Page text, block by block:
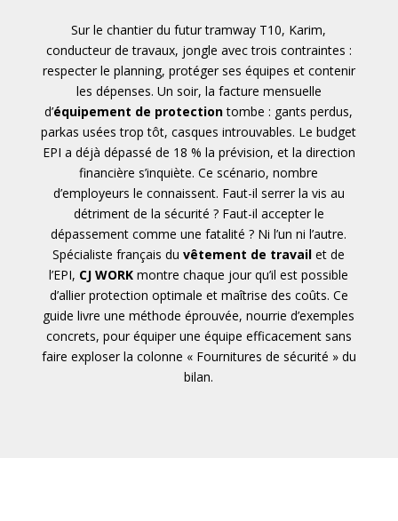
Sur le chantier du futur tramway T10, Karim,
conducteur de travaux, jongle avec trois contraintes :
respecter le planning, protéger ses équipes et contenir
les dépenses. Un soir, la facture mensuelle
d’équipement de protectiontombe : gants perdus,
parkas usées trop tôt, casques introuvables. Le budget
EPI a déjà dépassé de 18 % la prévision, et la direction
financière s’inquiète. Ce scénario, nombre
d’employeurs le connaissent. Faut-il serrer la vis au
détriment de la sécurité ? Faut-il accepter le
dépassement comme une fatalité ? Ni l’un ni l’autre.
Spécialiste français duvêtement de travail et de
l’EPI, CJ WORK montre chaque jour qu’il est possible
d’allier protection optimale et maîtrise des coûts. Ce
guide livre une méthode éprouvée, nourrie d’exemples
concrets, pour équiper une équipe efficacement sans
faire exploser la colonne « Fournitures de sécurité » du
bilan.